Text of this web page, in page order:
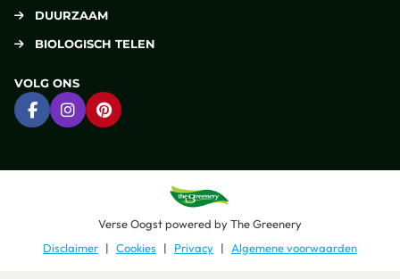
DUURZAAM
BIOLOGISCH TELEN
VOLG ONS
Ga naar Facebook
Ga naar Instagram
Ga naar Pinterest
Verse Oogstpowered byThe Greenery
Disclaimer
Cookies Privacy Algemene voorwaarden